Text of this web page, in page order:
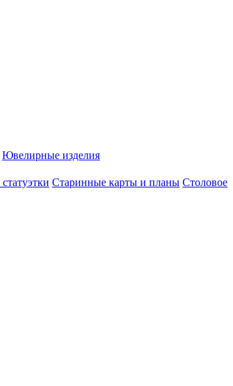
Ювелирные изделия
Старинные карты и планы Столовое